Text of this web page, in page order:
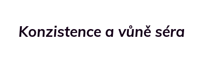
Konzistence a vůně séra